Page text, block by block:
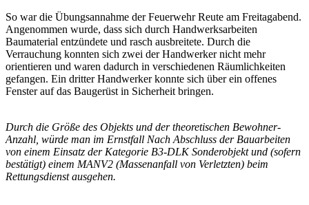
So war die Übungsannahme der Feuerwehr Reute am Freitagabend.
Angenommen wurde, dass sich durch Handwerksarbeiten
Baumaterial entzündete und rasch ausbreitete. Durch die
Verrauchung konnten sich zwei der Handwerker nicht mehr
orientieren und waren dadurch in verschiedenen Räumlichkeiten
gefangen. Ein dritter Handwerker konnte sich über ein offenes
Fenster auf das Baugerüst in Sicherheit bringen.
Durch die Größe des Objekts und der theoretischen Bewohner-
Anzahl, würde man im Ernstfall Nach Abschluss der Bauarbeiten
von einem Einsatz der Kategorie B3-DLK Sonderobjekt und (sofern
bestätigt) einem MANV2 (Massenanfall von Verletzten) beim
Rettungsdienst ausgehen.